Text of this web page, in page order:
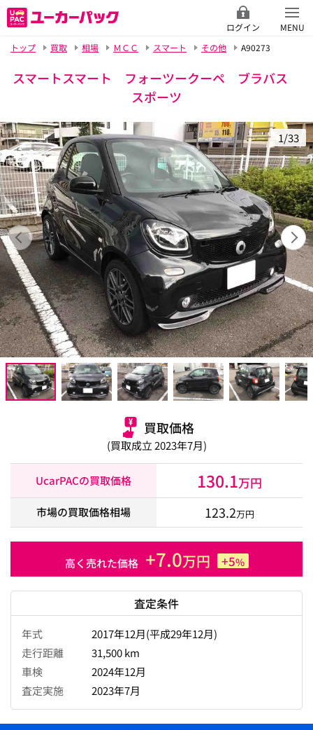
ログイン
MENU
トップ
買取 相場 ＭＣＣ スマート その他 A90273
スマートスマート フォーツークーペ ブラバス
スポーツ
1/33
買取価格
(買取成立 2023年7月)
UcarPACの買取価格 130.1万円
市場の買取価格相場 123.2万円
高く売れた価格 +7.0万円 +5%
査定条件
年式
2017年12月(平成29年12月)
走行距離
31,500 km
車検
2024年12月
査定実施
2023年7月